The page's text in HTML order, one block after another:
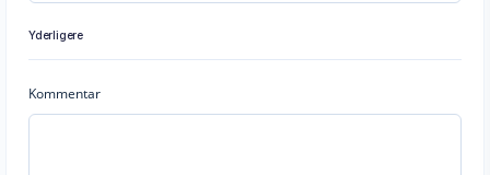
Yderligere
Kommentar